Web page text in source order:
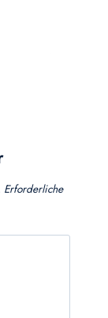
Erforderliche